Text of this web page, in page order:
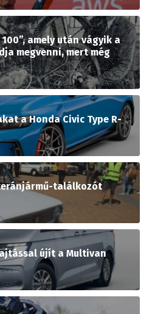
100”, amely után vágyik a
megvenni, mert még
a Honda Civic Type R-
találkozót
újít a Multivan